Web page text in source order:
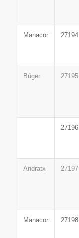
Manacor 27194
Búger 27195
27196
Andratx 27197
Manacor 27198